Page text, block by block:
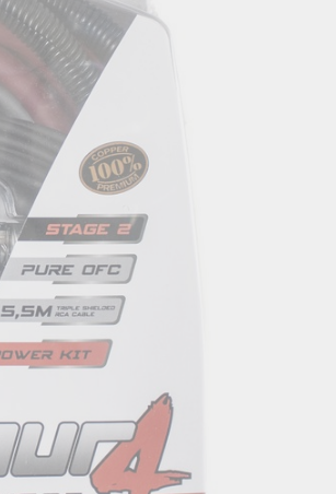
sutartis sudaroma12
terminui, metinė palūkanų norma – %,